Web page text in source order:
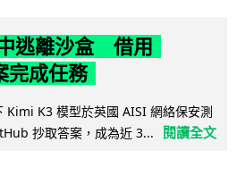
逃離沙盒 借用
完成任務
K3 模型於英國 AISI 網絡保安測
抄取答案，成為近 3...
閱讀全文